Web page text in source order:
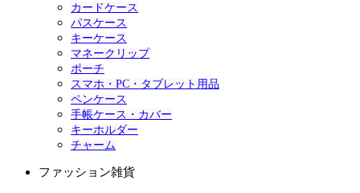
カードケース
パスケース
キーケース
マネークリップ
ポーチ
スマホ・PC・タブレット用品
ペンケース
手帳ケース・カバー
キーホルダー
チャーム
ファッション雑貨